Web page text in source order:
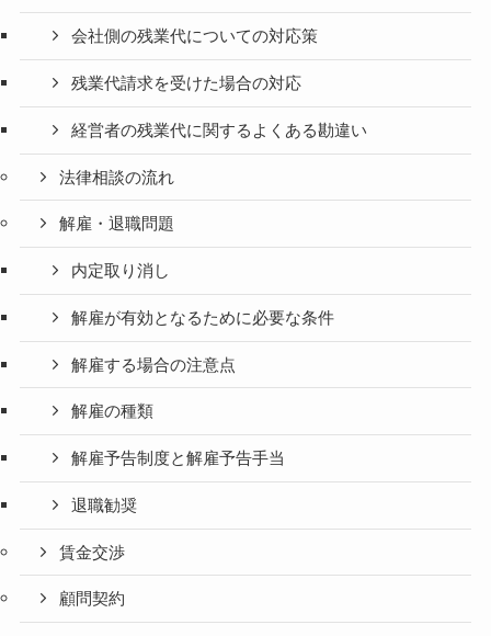
会社側の残業代についての対応策
残業代請求を受けた場合の対応
経営者の残業代に関するよくある勘違い
法律相談の流れ
解雇・退職問題
内定取り消し
解雇が有効となるために必要な条件
解雇する場合の注意点
解雇の種類
解雇予告制度と解雇予告手当
退職勧奨
賃金交渉
顧問契約